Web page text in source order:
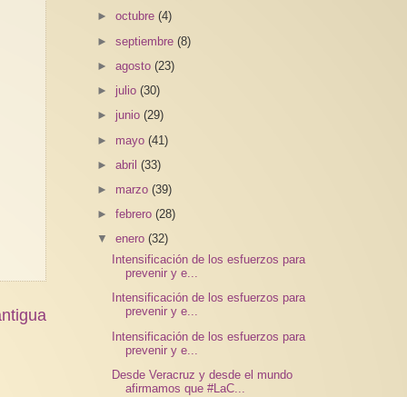
►octubre(4)
►septiembre(8)
►agosto(23)
► julio(30)
► junio(29)
► mayo(41)
►abril(33)
► marzo(39)
►febrero(28)
▼enero(32)
Intensificación de los esfuerzos para
prevenir y e...
Intensificación de los esfuerzos para
prevenir y e...
Intensificación de los esfuerzos para
prevenir y e...
Desde Veracruz y desde el mundo
afirmamos que #LaC...